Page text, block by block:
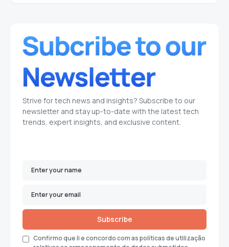
Strive for tech news and insights? Subscribe to our
newsletter and stay up-to-date with the latest tech
trends, expert insights, and exclusive content.
Subscribe
Confirmo que li e concordo com as políticas de utilização